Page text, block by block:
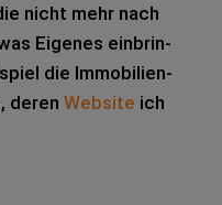
nicht mehr nach
Eige­nes ein­brin­
die Immo­bi­li­en­
deren Web­site ich